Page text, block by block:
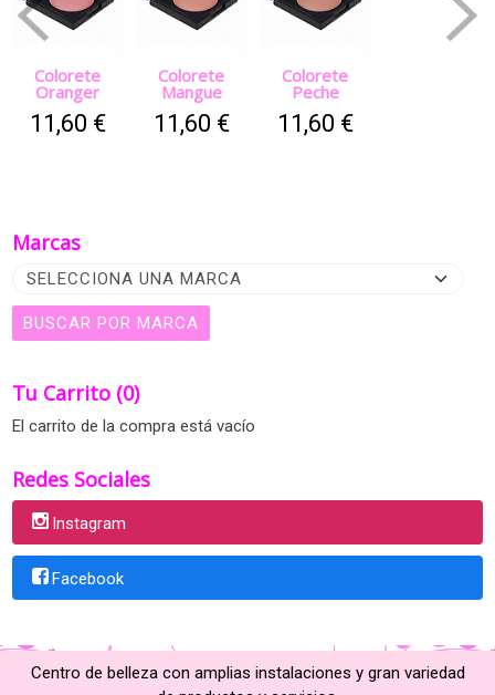
Marcas
Tu Carrito (0)
El carrito de la compra está vacío
Redes Sociales
Instagram
Facebook
Colorete
Oranger
11,60 €
Colorete
Mangue
11,60 €
Colorete
Peche
11,60 €
Centro de belleza con amplias instalaciones y gran variedad